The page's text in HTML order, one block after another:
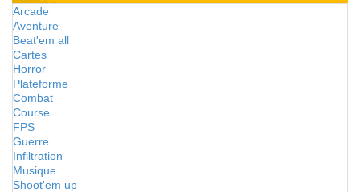
Arcade
Aventure
Beat'em all
Cartes
Horror
Plateforme
Combat
Course
FPS
Guerre
Infiltration
Musique
Shoot'em up